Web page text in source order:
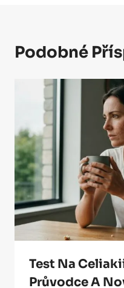
Podobné
Test Na
Průvodce A